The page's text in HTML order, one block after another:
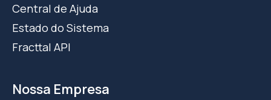
Central de Ajuda
Estado do Sistema
Fracttal API
Nossa Empresa